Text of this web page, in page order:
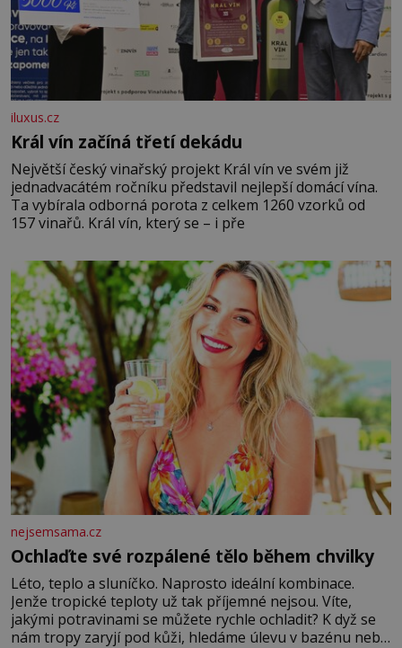
iluxus.cz
Král vín začíná třetí dekádu
Největší český vinařský projekt Král vín ve svém již
jednadvacátém ročníku představil nejlepší domácí vína.
Ta vybírala odborná porota z celkem 1260 vzorků od
157 vinařů. Král vín, který se – i pře
nejsemsama.cz
Ochlaďte své rozpálené tělo během chvilky
Léto, teplo a sluníčko. Naprosto ideální kombinace.
Jenže tropické teploty už tak příjemné nejsou. Víte,
jakými potravinami se můžete rychle ochladit? K dyž se
nám tropy zaryjí pod kůži, hledáme úlevu v bazénu nebo